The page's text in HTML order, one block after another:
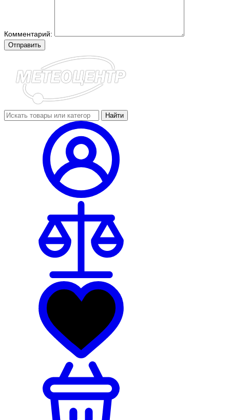
Комментарий:
Отправить
Найти